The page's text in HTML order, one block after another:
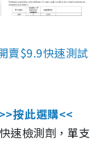
賣$9.9快速測試
>>按此選購<<
速檢測劑，單支